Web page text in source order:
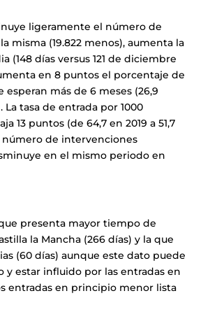
ligeramente el número de
misma (19.822 menos), aumenta la
(148 días versus 121 de diciembre
en 8 puntos el porcentaje de
esperan más de 6 meses (26,9
La tasa de entrada por 1000
13 puntos (de 64,7 en 2019 a 51,7
número de intervenciones
en el mismo periodo en
presenta mayor tiempo de
la Mancha (266 días) y la que
(60 días) aunque este dato puede
y estar influido por las entradas en
entradas en principio menor lista